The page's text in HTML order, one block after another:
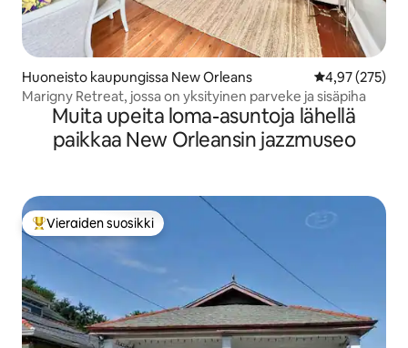
Huoneisto kaupungissa New Orleans
4,97 (275)
Marigny Retreat, jossa on yksityinen parveke ja sisäpiha
Muita upeita loma-asuntoja lähellä
paikkaa New Orleansin jazzmuseo
Vieraiden suosikkien parhaimmistoa
Vieraiden suosikki